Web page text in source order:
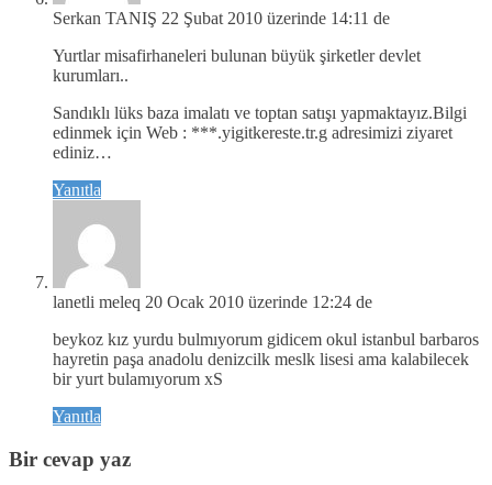
Serkan TANIŞ 22 Şubat 2010 üzerinde 14:11 de
Yurtlar misafirhaneleri bulunan büyük şirketler devlet
kurumları..
Sandıklı lüks baza imalatı ve toptan satışı yapmaktayız.Bilgi
edinmek için Web : ***.yigitkereste.tr.g adresimizi ziyaret
ediniz…
Yanıtla
lanetli meleq 20 Ocak 2010 üzerinde 12:24 de
beykoz kız yurdu bulmıyorum gidicem okul istanbul barbaros
hayretin paşa anadolu denizcilk meslk lisesi ama kalabilecek
bir yurt bulamıyorum xS
Yanıtla
Bir cevap yaz